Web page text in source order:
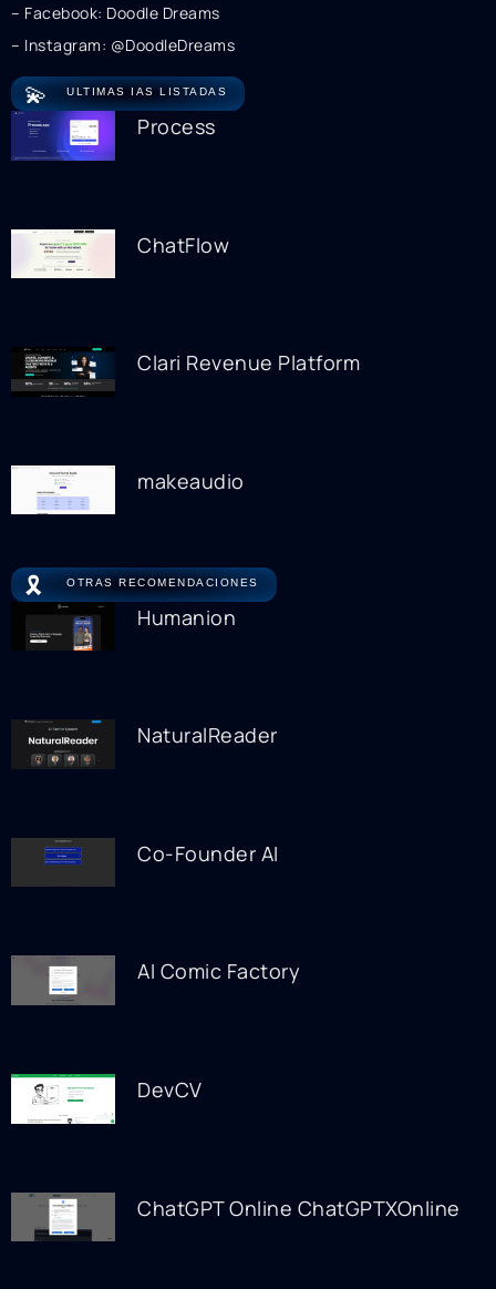
– Facebook: Doodle Dreams
– Instagram: @DoodleDreams
💫 ULTIMAS IAS LISTADAS
Process
ChatFlow
Clari Revenue Platform
makeaudio
🎗️ OTRAS RECOMENDACIONES
Humanion
NaturalReader
Co-Founder AI
AI Comic Factory
DevCV
ChatGPT Online ChatGPTXOnline